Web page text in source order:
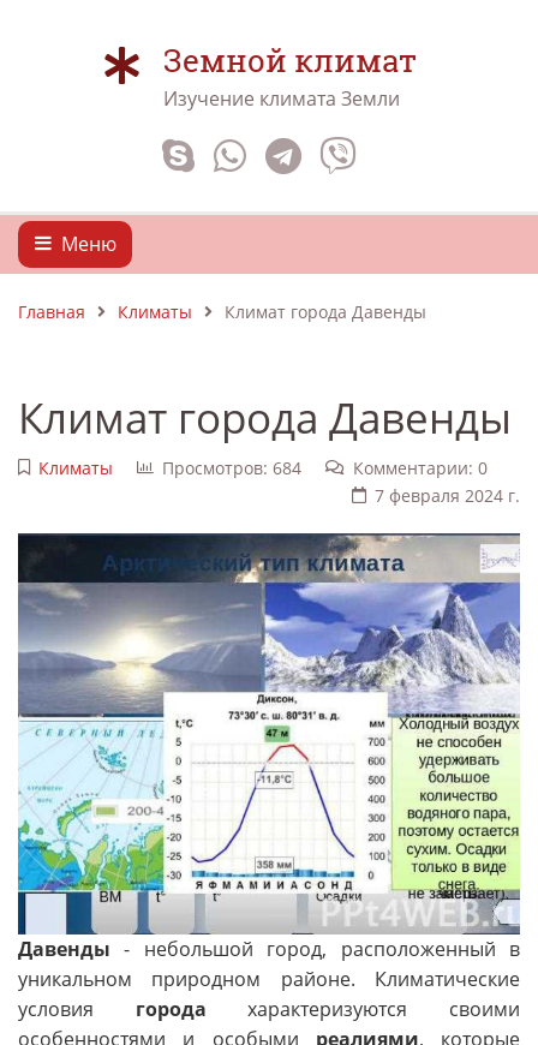
Земной климат
Изучение климата Земли
Меню
Главная Климаты Климат города Давенды
Климат города Давенды
Климаты Просмотров: 684
Комментарии: 0
7 февраля 2024 г.
Давенды - небольшой город, расположенный в
уникальном природном районе. Климатические
условия города характеризуются своими
особенностями и особыми реалиями, которые